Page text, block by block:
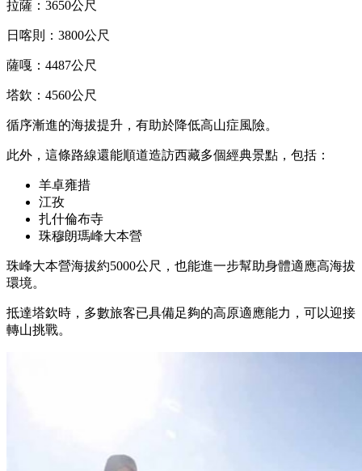
拉薩：3650公尺
日喀則：3800公尺
薩嘎：4487公尺
塔欽：4560公尺
循序漸進的海拔提升，有助於降低高山症風險。
此外，這條路線還能順道造訪西藏多個經典景點，包括：
羊卓雍措
江孜
扎什倫布寺
珠穆朗瑪峰大本營
珠峰大本營海拔約5000公尺，也能進一步幫助身體適應高海拔
環境。
抵達塔欽時，多數旅客已具備足夠的高原適應能力，可以迎接
轉山挑戰。